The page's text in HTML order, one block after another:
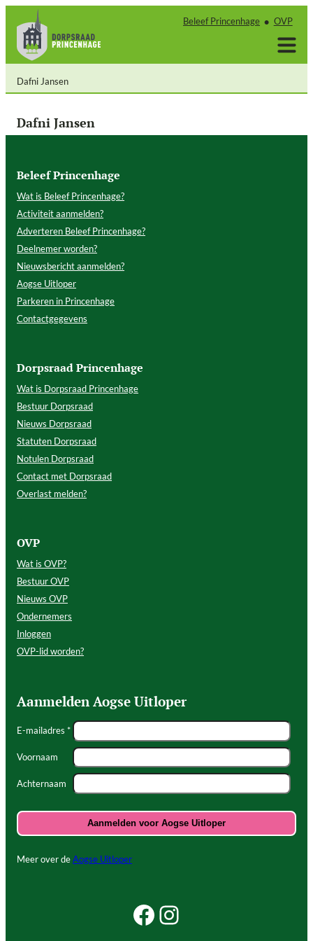
naar
inhoud
Beleef Princenhage OVP
Dafni Jansen
Dafni Jansen
Beleef Princenhage
Wat is Beleef Princenhage?
Activiteit aanmelden?
Adverteren Beleef Princenhage?
Deelnemer worden?
Nieuwsbericht aanmelden?
Aogse Uitloper
Parkeren in Princenhage
Contactgegevens
Dorpsraad Princenhage
Wat is Dorpsraad Princenhage
Bestuur Dorpsraad
Nieuws Dorpsraad
Statuten Dorpsraad
Notulen Dorpsraad
Contact met Dorpsraad
Overlast melden?
OVP
Wat is OVP?
Bestuur OVP
Nieuws OVP
Ondernemers
Inloggen
OVP-lid worden?
Aanmelden Aogse Uitloper
E-mailadres *
Voornaam
Achternaam
Meer over deAogse Uitloper
Facebook Beleef Princenhage
Instagram Beleef Princenhage